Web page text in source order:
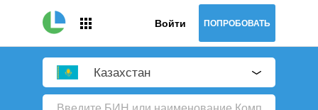
Войти ПОПРОБОВАТЬ
Казахстан